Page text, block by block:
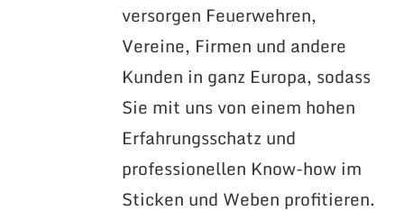
versorgen Feuerwehren,
Vereine, Firmen und andere
Kunden in ganz Europa, sodass
Sie mit uns von einem hohen
Erfahrungsschatz und
professionellen Know-how im
Sticken und Weben profitieren.